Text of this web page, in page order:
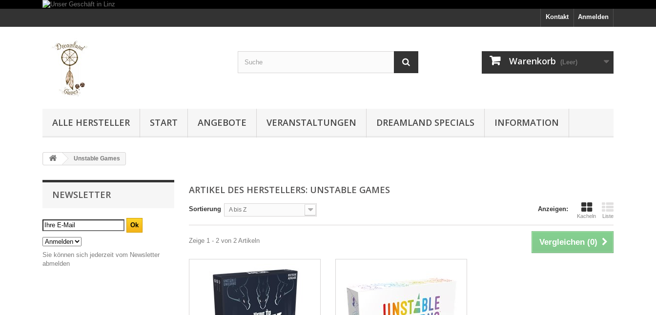
Anmelden
Kontakt
Warenkorb (Leer)
ALLE HERSTELLER START ANGEBOTE VERANSTALTUNGEN DREAMLAND SPECIALS INFORMATION
Unstable Games
NEWSLETTER
Sie können sich jederzeit vom Newsletter
abmelden
ARTIKEL DES HERSTELLERS: UNSTABLE GAMES
Anzeigen:
Kacheln Liste
Sortierung A bis Z
Vergleichen (0)
Zeige 1 - 2 von 2 Artikeln